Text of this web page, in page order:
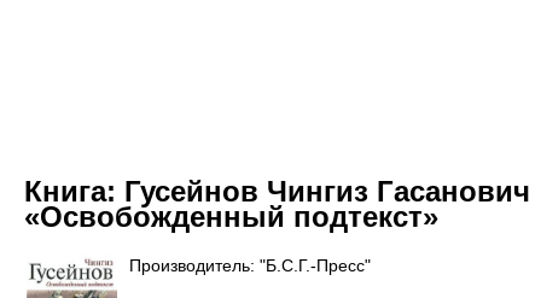
Книга: Гусейнов Чингиз Гасанович
«Освобожденный подтекст»
Производитель: "Б.С.Г.-Пресс"